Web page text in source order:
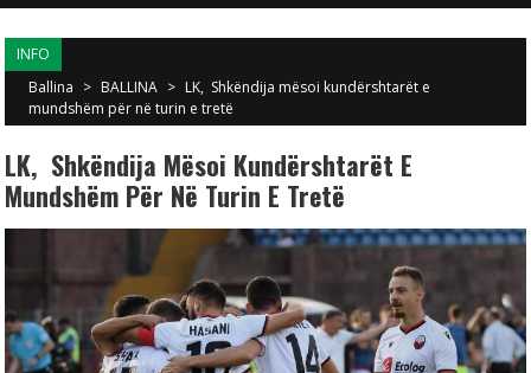
INFO
Ballina > BALLINA > LK, Shkëndija mësoi kundërshtarët e
mundshëm për në turin e tretë
LK, Shkëndija Mësoi Kundërshtarët E
Mundshëm Për Në Turin E Tretë